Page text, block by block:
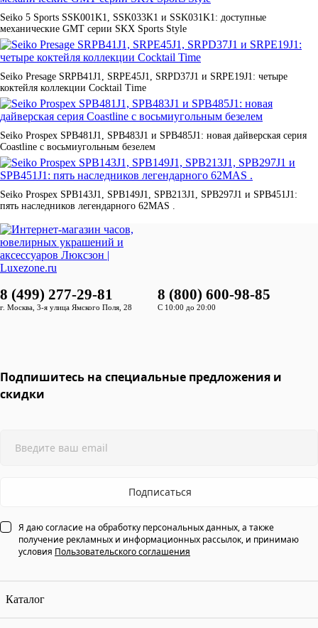
Seiko 5 Sports SSK001K1, SSK033K1 и SSK031K1: доступные
механические GMT серии SKX Sports Style
Seiko Presage SRPB41J1, SRPE45J1, SRPD37J1 и SRPE19J1: четыре
коктейля коллекции Cocktail Time
Seiko Prospex SPB481J1, SPB483J1 и SPB485J1: новая дайверская серия
Coastline с восьмиугольным безелем
Seiko Prospex SPB143J1, SPB149J1, SPB213J1, SPB297J1 и SPB451J1:
пять наследников легендарного 62MAS .
Каталог
Подпишитесь на специальные предложения и
скидки
Подписаться
Я даю согласие на обработку персональных данных, а также
получение рекламных и информационных рассылок, и принимаю
условия Пользовательского соглашения
8 (499) 277-29-81
г. Москва, 3-я улица Ямского Поля, 28
8 (800) 600-98-85
С 10:00 до 20:00